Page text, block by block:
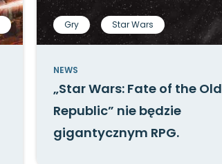
Gry Star Wars
NEWS
„Star Wars: Fate of the Old
Republic” nie będzie
gigantycznym RPG.